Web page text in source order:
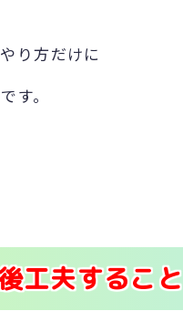
り方だけに
す。
工夫すること